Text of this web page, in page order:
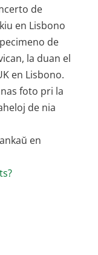
de
en Lisbono
de
la duan el
en Lisbono.
foto pri la
de nia
en